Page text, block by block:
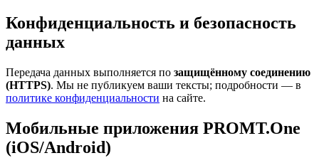
Конфиденциальность и безопасность
данных
Передача данных выполняется по защищённому соединению
(HTTPS). Мы не публикуем ваши тексты; подробности — в
политике конфиденциальности на сайте.
Мобильные приложения PROMT.One
(iOS/Android)